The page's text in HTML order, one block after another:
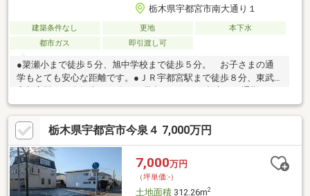
栃木県宇都宮市南大通り１
建築条件なし 更地
本下水
都市ガス
即引渡し可
●簗瀬小まで徒歩５分、旭中学校まで徒歩５分。 お子さまの通
学もとても安心な距離です。●ＪＲ宇都宮駅まで徒歩８分、東武
やすい立地です。●バス停まで徒歩４分。 バスで気軽に行ける
近さにの範囲に、買い物・銀行・病院など揃っています。 自家
用車がない方も住みやすい環境です。
栃木県宇都宮市今泉４ 7,000万円
7,000万円
（坪単価:-）
土地面積312.26m2